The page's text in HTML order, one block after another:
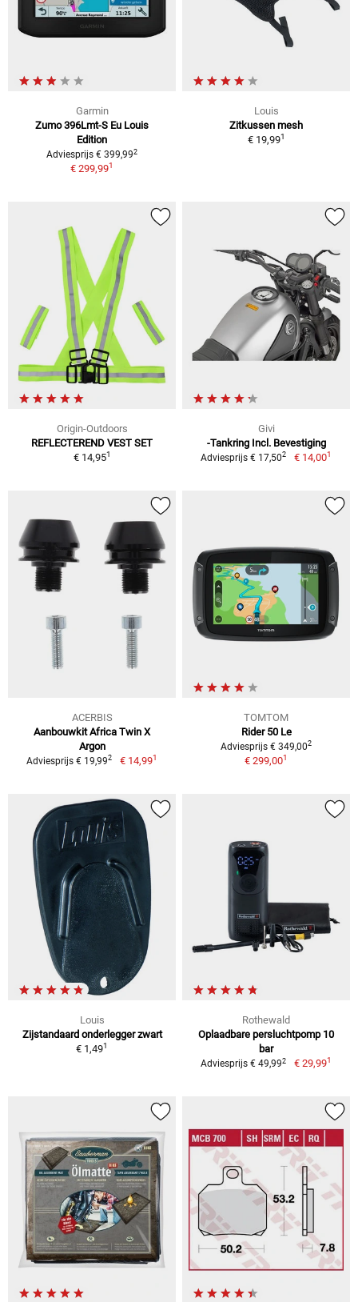
Garmin
Zumo 396Lmt-S Eu Louis
Edition
Adviesprijs € 399,992
€ 299,991
Louis
Zitkussen mesh
€ 19,991
Origin-Outdoors
REFLECTEREND VEST SET
€ 14,951
Givi
-Tankring Incl. Bevestiging
Adviesprijs € 17,502 € 14,001
ACERBIS
Aanbouwkit Africa Twin X
Argon
Adviesprijs € 19,992 € 14,991
TOMTOM
Rider 50 Le
Adviesprijs € 349,002
€ 299,001
Louis
Zijstandaard onderlegger zwart
€ 1,491
Rothewald
Oplaadbare persluchtpomp 10
bar
Adviesprijs € 49,992 € 29,991